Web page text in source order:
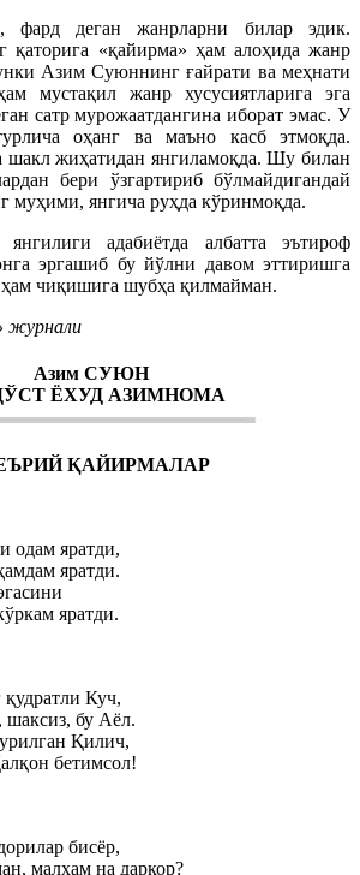
фард деган жанрларни билар эдик.
қаторига «қайирма» ҳам алоҳида жанр
Азим Суюннинг ғайрати ва меҳнати
мустақил жанр хусусиятларига эга
сатр мурожаатдангина иборат эмас. У
оҳанг ва маъно касб этмоқда.
шакл жиҳатидан янгиламоқда. Шу билан
бери ўзгартириб бўлмайдигандай
муҳими, янгича руҳда кўринмоқда.
адабиётда албатта эътироф
эргашиб бу йўлни давом эттиришга
ҳам чиқишига шубҳа қилмайман.
журнали
Азим СУЮН
ЁХУД АЗИМНОМА
ҚАЙИРМАЛАР
одам яратди,
яратди.
яратди.
Куч,
шаксиз, бу Аёл.
Қилич,
бетимсол!
бисёр,
малҳам на даркор?